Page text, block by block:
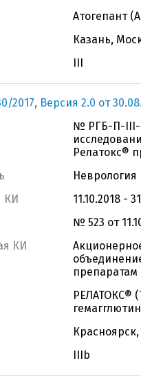
Атогепант
Казань,
III
Версия 2.0 от
№ РГБ-П-III-
Релатокс®
Неврология
КИ
11.10.2018 -
№ 523 от
КИ
РЕЛАТОКС®
IIIb